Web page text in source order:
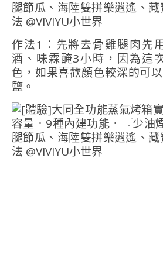
作法1：先將去骨雞腿肉先
酒、味霖醃3小時，因為這
色，如果喜歡顏色較深的可
鹽。